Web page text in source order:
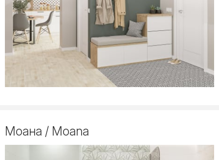
Моана / Moana